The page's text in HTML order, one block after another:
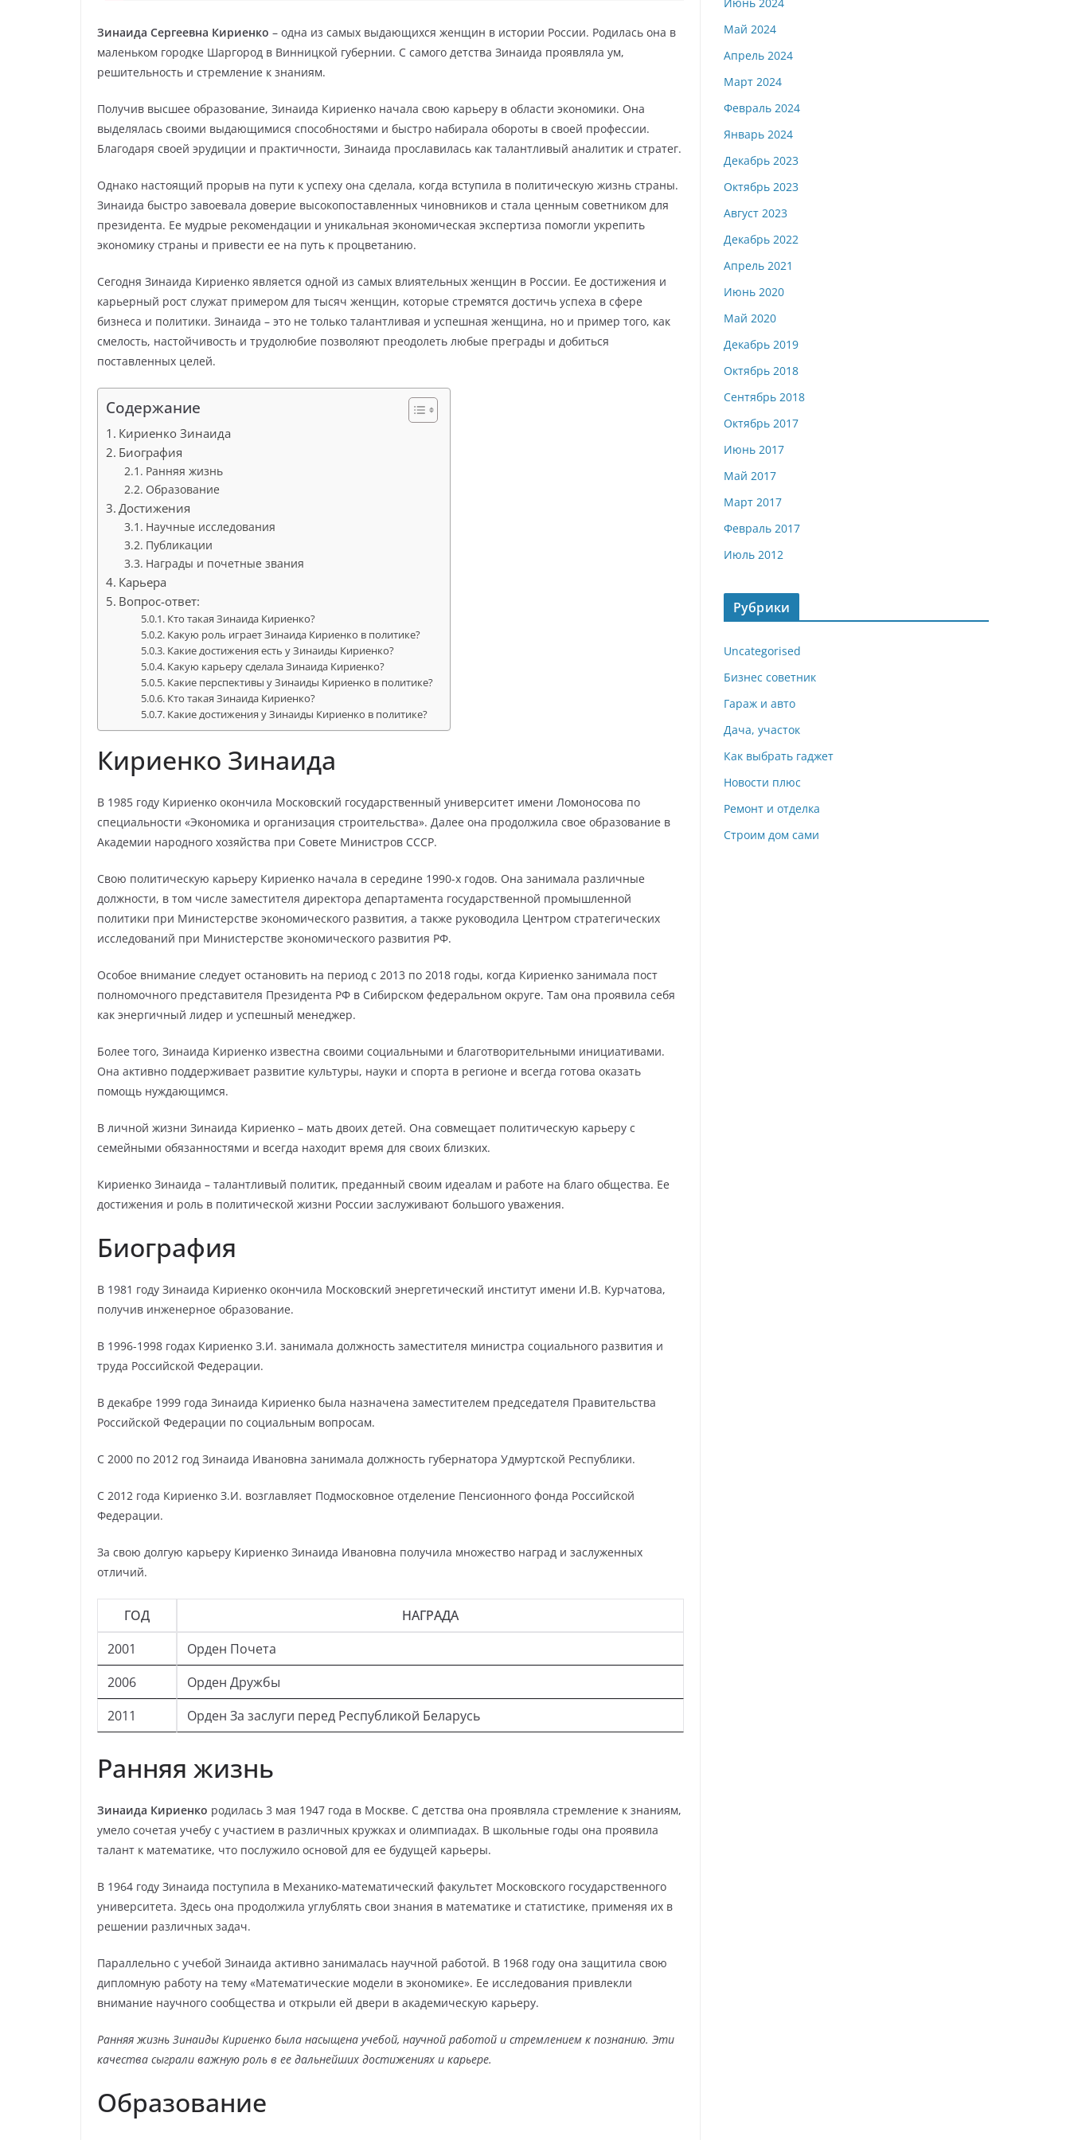
Зинаида Сергеевна Кириенко – одна из самых выдающихся женщин в истории России. Родилась она в
маленьком городке Шаргород в Винницкой губернии. С самого детства Зинаида проявляла ум,
решительность и стремление к знаниям.
Получив высшее образование, Зинаида Кириенко начала свою карьеру в области экономики. Она
выделялась своими выдающимися способностями и быстро набирала обороты в своей профессии.
Благодаря своей эрудиции и практичности, Зинаида прославилась как талантливый аналитик и стратег.
Однако настоящий прорыв на пути к успеху она сделала, когда вступила в политическую жизнь страны.
Зинаида быстро завоевала доверие высокопоставленных чиновников и стала ценным советником для
президента. Ее мудрые рекомендации и уникальная экономическая экспертиза помогли укрепить
экономику страны и привести ее на путь к процветанию.
Сегодня Зинаида Кириенко является одной из самых влиятельных женщин в России. Ее достижения и
карьерный рост служат примером для тысяч женщин, которые стремятся достичь успеха в сфере
бизнеса и политики. Зинаида – это не только талантливая и успешная женщина, но и пример того, как
смелость, настойчивость и трудолюбие позволяют преодолеть любые преграды и добиться
поставленных целей.
Содержание
Кириенко Зинаида
Биография
Ранняя жизнь
Образование
Достижения
Научные исследования
Публикации
Награды и почетные звания
Карьера
Вопрос-ответ:
Кто такая Зинаида Кириенко?
Какую роль играет Зинаида Кириенко в политике?
Какие достижения есть у Зинаиды Кириенко?
Какую карьеру сделала Зинаида Кириенко?
Какие перспективы у Зинаиды Кириенко в политике?
Кто такая Зинаида Кириенко?
Какие достижения у Зинаиды Кириенко в политике?
Кириенко Зинаида
В 1985 году Кириенко окончила Московский государственный университет имени Ломоносова по
специальности «Экономика и организация строительства». Далее она продолжила свое образование в
Академии народного хозяйства при Совете Министров СССР.
Свою политическую карьеру Кириенко начала в середине 1990-х годов. Она занимала различные
должности, в том числе заместителя директора департамента государственной промышленной
политики при Министерстве экономического развития, а также руководила Центром стратегических
исследований при Министерстве экономического развития РФ.
Особое внимание следует остановить на период с 2013 по 2018 годы, когда Кириенко занимала пост
полномочного представителя Президента РФ в Сибирском федеральном округе. Там она проявила себя
как энергичный лидер и успешный менеджер.
Более того, Зинаида Кириенко известна своими социальными и благотворительными инициативами.
Она активно поддерживает развитие культуры, науки и спорта в регионе и всегда готова оказать
помощь нуждающимся.
В личной жизни Зинаида Кириенко – мать двоих детей. Она совмещает политическую карьеру с
семейными обязанностями и всегда находит время для своих близких.
Кириенко Зинаида – талантливый политик, преданный своим идеалам и работе на благо общества. Ее
достижения и роль в политической жизни России заслуживают большого уважения.
Биография
В 1981 году Зинаида Кириенко окончила Московский энергетический институт имени И.В. Курчатова,
получив инженерное образование.
В 1996-1998 годах Кириенко З.И. занимала должность заместителя министра социального развития и
труда Российской Федерации.
В декабре 1999 года Зинаида Кириенко была назначена заместителем председателя Правительства
Российской Федерации по социальным вопросам.
С 2000 по 2012 год Зинаида Ивановна занимала должность губернатора Удмуртской Республики.
С 2012 года Кириенко З.И. возглавляет Подмосковное отделение Пенсионного фонда Российской
Федерации.
За свою долгую карьеру Кириенко Зинаида Ивановна получила множество наград и заслуженных
отличий.
ГОД
НАГРАДА
2001
Орден Почета
2006
Орден Дружбы
2011
Орден За заслуги перед Республикой Беларусь
Ранняя жизнь
Зинаида Кириенко родилась 3 мая 1947 года в Москве. С детства она проявляла стремление к знаниям,
умело сочетая учебу с участием в различных кружках и олимпиадах. В школьные годы она проявила
талант к математике, что послужило основой для ее будущей карьеры.
В 1964 году Зинаида поступила в Механико-математический факультет Московского государственного
университета. Здесь она продолжила углублять свои знания в математике и статистике, применяя их в
решении различных задач.
Параллельно с учебой Зинаида активно занималась научной работой. В 1968 году она защитила свою
дипломную работу на тему «Математические модели в экономике». Ее исследования привлекли
внимание научного сообщества и открыли ей двери в академическую карьеру.
Ранняя жизнь Зинаиды Кириенко была насыщена учебой, научной работой и стремлением к познанию. Эти
качества сыграли важную роль в ее дальнейших достижениях и карьере.
Образование
Май 2024
Апрель 2024
Март 2024
Февраль 2024
Январь 2024
Декабрь 2023
Октябрь 2023
Август 2023
Декабрь 2022
Апрель 2021
Июнь 2020
Май 2020
Декабрь 2019
Октябрь 2018
Сентябрь 2018
Октябрь 2017
Июнь 2017
Май 2017
Март 2017
Февраль 2017
Июль 2012
Рубрики
Uncategorised
Бизнес советник
Гараж и авто
Дача, участок
Как выбрать гаджет
Новости плюс
Ремонт и отделка
Строим дом сами